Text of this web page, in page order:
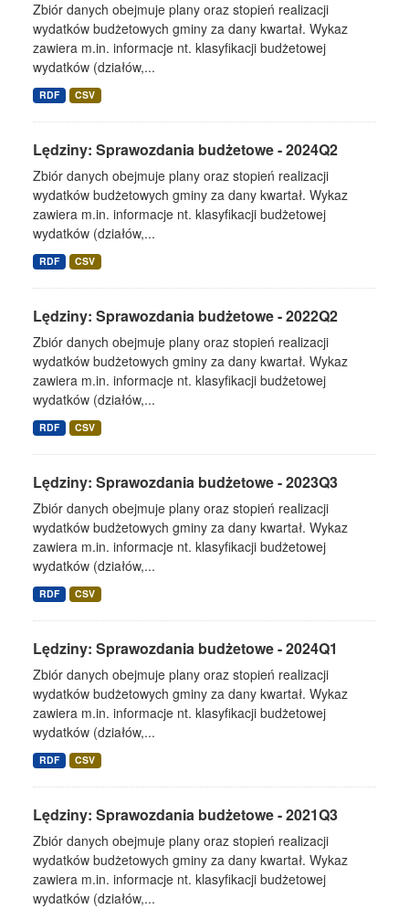
Zbiór danych obejmuje plany oraz stopień realizacji
wydatków budżetowych gminy za dany kwartał. Wykaz
zawiera m.in. informacje nt. klasyfikacji budżetowej
wydatków (działów,...
RDF CSV
Lędziny: Sprawozdania budżetowe - 2024Q2
Zbiór danych obejmuje plany oraz stopień realizacji
wydatków budżetowych gminy za dany kwartał. Wykaz
zawiera m.in. informacje nt. klasyfikacji budżetowej
wydatków (działów,...
RDF CSV
Lędziny: Sprawozdania budżetowe - 2022Q2
Zbiór danych obejmuje plany oraz stopień realizacji
wydatków budżetowych gminy za dany kwartał. Wykaz
zawiera m.in. informacje nt. klasyfikacji budżetowej
wydatków (działów,...
RDF CSV
Lędziny: Sprawozdania budżetowe - 2023Q3
Zbiór danych obejmuje plany oraz stopień realizacji
wydatków budżetowych gminy za dany kwartał. Wykaz
zawiera m.in. informacje nt. klasyfikacji budżetowej
wydatków (działów,...
RDF CSV
Lędziny: Sprawozdania budżetowe - 2024Q1
Zbiór danych obejmuje plany oraz stopień realizacji
wydatków budżetowych gminy za dany kwartał. Wykaz
zawiera m.in. informacje nt. klasyfikacji budżetowej
wydatków (działów,...
RDF CSV
Lędziny: Sprawozdania budżetowe - 2021Q3
Zbiór danych obejmuje plany oraz stopień realizacji
wydatków budżetowych gminy za dany kwartał. Wykaz
zawiera m.in. informacje nt. klasyfikacji budżetowej
wydatków (działów,...